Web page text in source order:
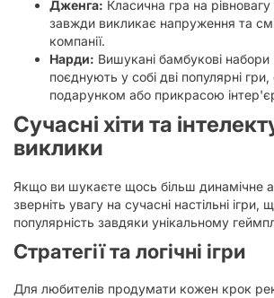
Дженга: Класична гра на
завжди викликає напруження та
компанії.
Нарди: Вишукані бамбукові
поєднують у собі дві популярні
подарунком або прикрасою
Сучасні хіти та
виклики
Якщо ви шукаєте щось більш динамічне
зверніть увагу на сучасні настільні ігри,
популярність завдяки унікальному
Стратегії та логічні ігри
Для любителів продумати кожен крок